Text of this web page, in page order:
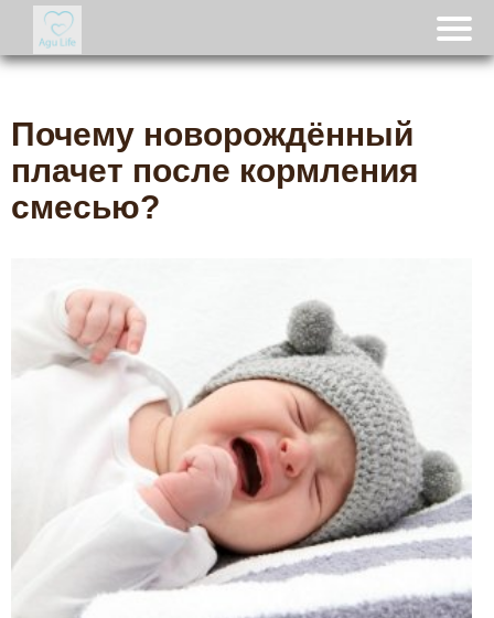
Почему новорождённый
плачет после кормления
смесью?